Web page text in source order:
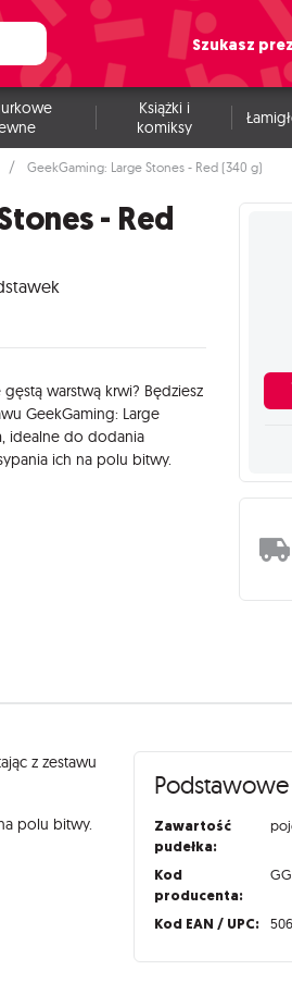
Szukasz
Książki i
komiksy
GeekGaming: Large Stones - Red (340 g)
- Red
gęstą warstwą krwi? Będziesz
GeekGaming: Large
idealne do dodania
ich na polu bitwy.
z zestawu
polu bitwy.
Zawartość
pudełka:
Kod
producenta:
Kod EAN / UPC: